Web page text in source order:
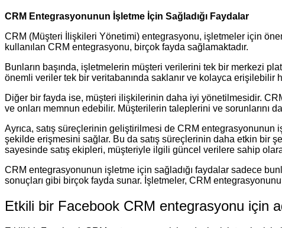
CRM Entegrasyonunun İşletme İçin Sağladığı Faydalar
CRM (Müşteri İlişkileri Yönetimi) entegrasyonu, işletmeler için
kullanılan CRM entegrasyonu, birçok fayda sağlamaktadır.
Bunların başında, işletmelerin müşteri verilerini tek bir merkezi
önemli veriler tek bir veritabanında saklanır ve kolayca erişilebilir
Diğer bir fayda ise, müşteri ilişkilerinin daha iyi yönetilmesidir.
ve onları memnun edebilir. Müşterilerin taleplerini ve sorunlarını
Ayrıca, satış süreçlerinin geliştirilmesi de CRM entegrasyonunun
şekilde erişmesini sağlar. Bu da satış süreçlerinin daha etkin bir
sayesinde satış ekipleri, müşteriyle ilgili güncel verilere sahip
CRM entegrasyonunun işletme için sağladığı faydalar sadece
sonuçları gibi birçok fayda sunar. İşletmeler, CRM
Etkili bir Facebook CRM entegrasyonu için